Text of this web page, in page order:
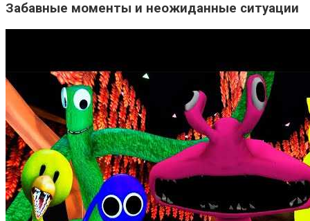
Забавные моменты и неожиданные ситуации